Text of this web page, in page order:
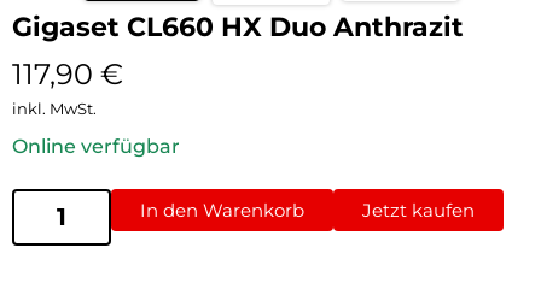
Gigaset CL660 HX Duo Anthrazit
117,90 €
inkl. MwSt.
Online verfügbar
In den Warenkorb Jetzt kaufen